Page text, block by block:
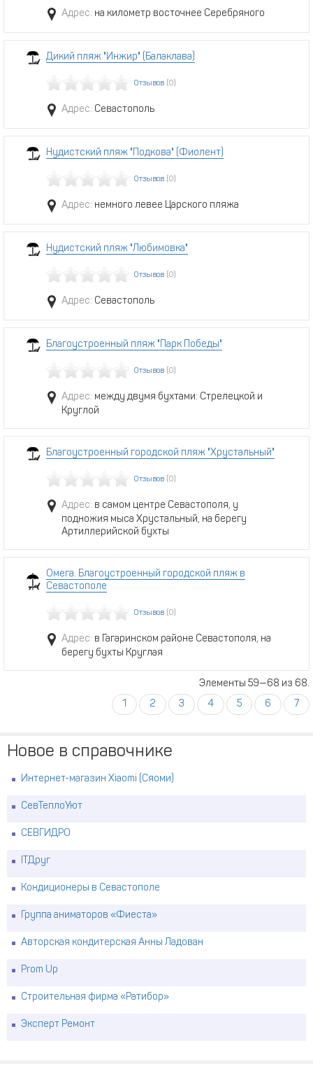
Адрес: на километр восточнее Серебряного
Дикий пляж "Инжир" (Балаклава)
Отзывов (0)
Адрес: Севастополь
Нудистский пляж "Подкова" (Фиолент)
Отзывов (0)
Адрес: немного левее Царского пляжа
Нудистский пляж "Любимовка"
Отзывов (0)
Адрес: Севастополь
Благоустроенный пляж "Парк Победы"
Отзывов (0)
Адрес: между двумя бухтами: Стрелецкой и
Круглой
Благоустроенный городской пляж "Хрустальный"
Отзывов (0)
Адрес: в самом центре Севастополя, у
подножия мыса Хрустальный, на берегу
Артиллерийской бухты
Омега. Благоустроенный городской пляж в
Севастополе
Отзывов (0)
Адрес: в Гагаринском районе Севастополя, на
берегу бухты Круглая
Элементы 59—68 из 68.
1
2 3 4 5 6 7
Новое в справочнике
Интернет-магазин Xiaomi (Сяоми)
СевТеплоУют
СЕВГИДРО
ITДруг
Кондиционеры в Севастополе
Группа аниматоров «Фиеста»
Авторская кондитерская Анны Ладован
Prom Up
Строительная фирма «Ратибор»
Эксперт Ремонт